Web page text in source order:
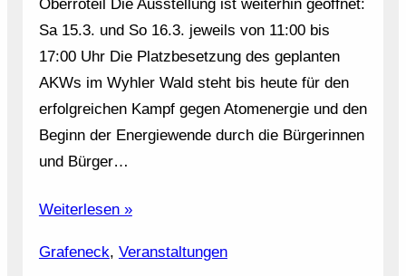
Oberroteil Die Ausstellung ist weiterhin geöffnet:
Sa 15.3. und So 16.3. jeweils von 11:00 bis
17:00 Uhr Die Platzbesetzung des geplanten
AKWs im Wyhler Wald steht bis heute für den
erfolgreichen Kampf gegen Atomenergie und den
Beginn der Energiewende durch die Bürgerinnen
und Bürger…
Weiterlesen »
Grafeneck, Veranstaltungen